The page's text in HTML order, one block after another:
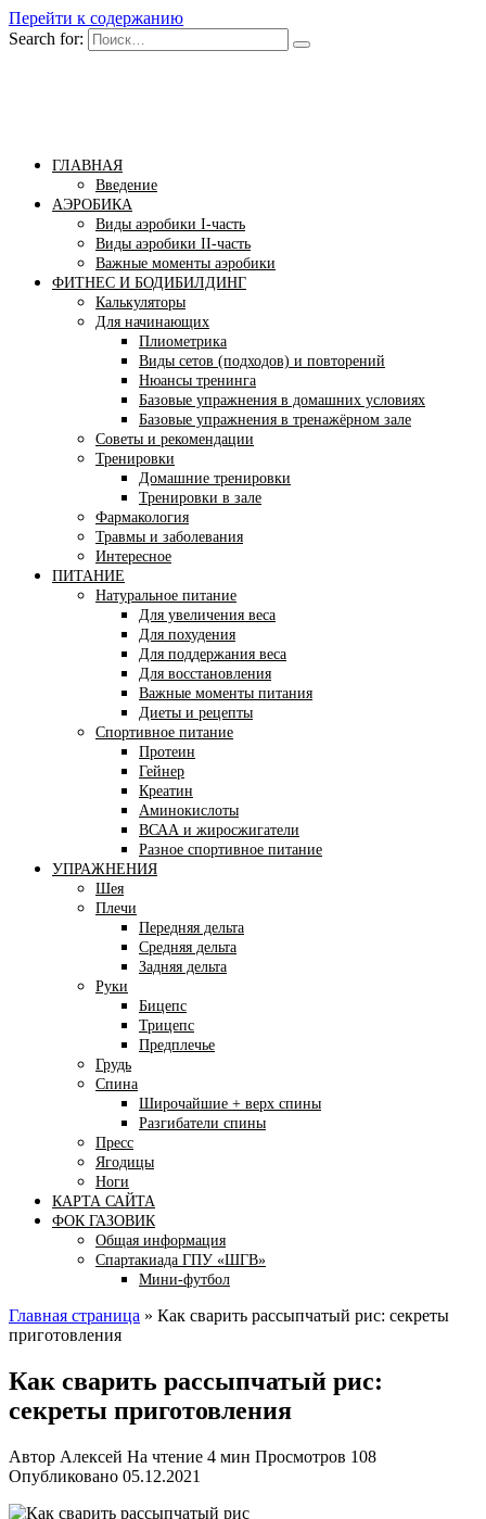
Перейти к содержанию
Search for:
ГЛАВНАЯ
Введение
АЭРОБИКА
Виды аэробики І-часть
Виды аэробики ІІ-часть
Важные моменты аэробики
ФИТНЕС И БОДИБИЛДИНГ
Калькуляторы
Для начинающих
Плиометрика
Виды сетов (подходов) и повторений
Нюансы тренинга
Базовые упражнения в домашних условиях
Базовые упражнения в тренажёрном зале
Советы и рекомендации
Тренировки
Домашние тренировки
Тренировки в зале
Фармакология
Травмы и заболевания
Интересное
ПИТАНИЕ
Натуральное питание
Для увеличения веса
Для похудения
Для поддержания веса
Для восстановления
Важные моменты питания
Диеты и рецепты
Спортивное питание
Протеин
Гейнер
Креатин
Аминокислоты
ВСАА и жиросжигатели
Разное спортивное питание
УПРАЖНЕНИЯ
Шея
Плечи
Передняя дельта
Средняя дельта
Задняя дельта
Руки
Бицепс
Трицепс
Предплечье
Грудь
Спина
Широчайшие + верх спины
Разгибатели спины
Пресс
Ягодицы
Ноги
КАРТА САЙТА
ФОК ГАЗОВИК
Общая информация
Спартакиада ГПУ «ШГВ»
Мини-футбол
Главная страница » Как сварить рассыпчатый рис: секреты
приготовления
Как сварить рассыпчатый рис:
секреты приготовления
Автор Алексей На чтение 4 мин Просмотров 108
Опубликовано 05.12.2021